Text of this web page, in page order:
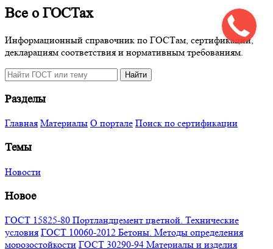
Все о ГОСТах
Информационный справочник по ГОСТам, сертификации,
декларациям соответствия и нормативным требованиям.
Поиск
сайту
Найти
Разделы
Главная Материалы О портале Поиск по сертификации
Темы
Новости
Новое
ГОСТ 15825-80 Портландцемент цветной. Технические
условия ГОСТ 10060-2012 Бетоны. Методы определения
морозостойкости ГОСТ 30290-94 Материалы и изделия